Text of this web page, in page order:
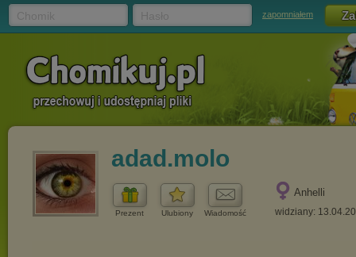
zapomniałem
adad.molo
Prezent Ulubiony Wiadomość
Anhelli
widziany: